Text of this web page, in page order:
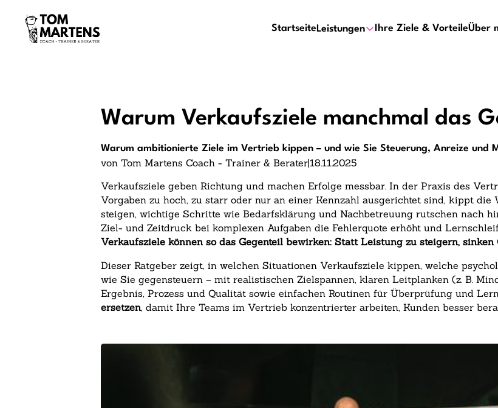
Startseite Leistungen Ihre Ziele & VorteileÜber
Warum Verkaufsziele manchmal das
Warum ambitionierte Ziele im Vertrieb kippen – und wie Sie Steuerung, Anreize und
von Tom Martens Coach - Trainer & Berater|18.11.2025
Verkaufsziele geben Richtung und machen Erfolge messbar. In der Praxis des
Vorgaben zu hoch, zu starr oder nur an einer Kennzahl ausgerichtet sind, kippt die
steigen, wichtige Schritte wie Bedarfsklärung und Nachbetreuung rutschen nach
Ziel- und Zeitdruck bei komplexen Aufgaben die Fehlerquote erhöht und
Verkaufsziele können so das Gegenteil bewirken: Statt Leistung zu steigern,
Dieser Ratgeber zeigt, in welchen Situationen Verkaufsziele kippen, welche
wie Sie gegensteuern – mit realistischen Zielspannen, klaren Leitplanken (z. B.
Ergebnis, Prozess und Qualität sowie einfachen Routinen für Überprüfung und
ersetzen, damit Ihre Teams im Vertrieb konzentrierter arbeiten, Kunden besser